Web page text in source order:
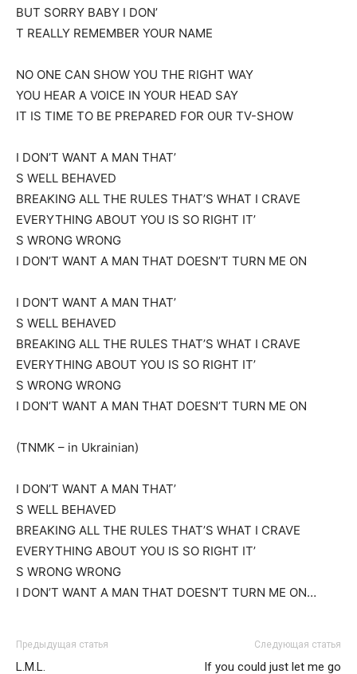
BUT SORRY BABY I DON’
T REALLY REMEMBER YOUR NAME
NO ONE CAN SHOW YOU THE RIGHT WAY
YOU HEAR A VOICE IN YOUR HEAD SAY
IT IS TIME TO BE PREPARED FOR OUR TV-SHOW
I DON’T WANT A MAN THAT’
S WELL BEHAVED
BREAKING ALL THE RULES THAT’S WHAT I CRAVE
EVERYTHING ABOUT YOU IS SO RIGHT IT’
S WRONG WRONG
I DON’T WANT A MAN THAT DOESN’T TURN ME ON
I DON’T WANT A MAN THAT’
S WELL BEHAVED
BREAKING ALL THE RULES THAT’S WHAT I CRAVE
EVERYTHING ABOUT YOU IS SO RIGHT IT’
S WRONG WRONG
I DON’T WANT A MAN THAT DOESN’T TURN ME ON
(TNMK – in Ukrainian)
I DON’T WANT A MAN THAT’
S WELL BEHAVED
BREAKING ALL THE RULES THAT’S WHAT I CRAVE
EVERYTHING ABOUT YOU IS SO RIGHT IT’
S WRONG WRONG
I DON’T WANT A MAN THAT DOESN’T TURN ME ON…
Предыдущая статья
L.M.L.
Следующая статья
If you could just let me go